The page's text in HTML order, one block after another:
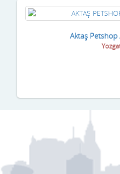
Aktaş Petshop